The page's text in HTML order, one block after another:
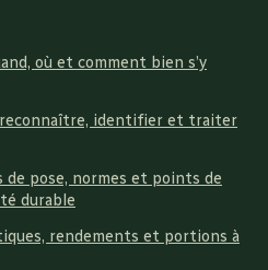
où et comment bien s’y
reconnaître, identifier et traiter
pose, normes et points de
durable
rendements et portions à